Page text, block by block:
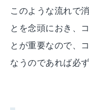
このような流れで
とを念頭におき、
とが重要なので、
なうのであれば必